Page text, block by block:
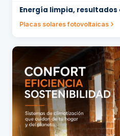
Energía limpia, resultados
Placas solares fotovoltaicas